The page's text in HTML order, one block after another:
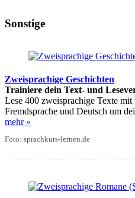
Sonstige
Zweisprachige Geschichten
Trainiere dein Text- und
Lese 400 zweisprachige Texte
Fremdsprache und Deutsch um
mehr »
Foto: sprachkurs-lernen.de